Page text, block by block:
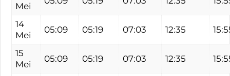
Mei
14
Mei
05:09 05:19 07:03 12:35
15
Mei
05:09 05:19 07:03 12:35